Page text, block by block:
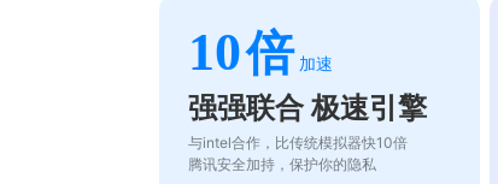
10倍 加速
强强联合 极速引擎
与intel合作，比传统模拟器快10倍
腾讯安全加持，保护你的隐私